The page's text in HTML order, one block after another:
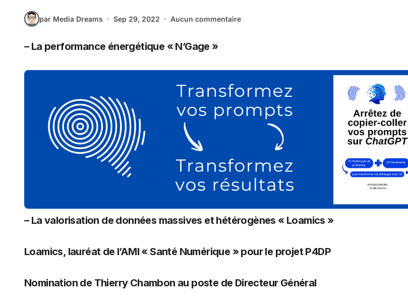
par Media Dreams Sep 29, 2022 Aucun commentaire
– La performance énergétique « N’Gage »
– La valorisation de données massives et hétérogènes « Loamics »
Loamics, lauréat de l’AMI « Santé Numérique » pour le projet P4DP
Nomination de Thierry Chambon au poste de Directeur Général